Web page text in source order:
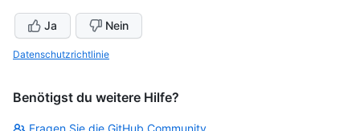
Ja Nein
Datenschutzrichtlinie
Benötigst du weitere Hilfe?